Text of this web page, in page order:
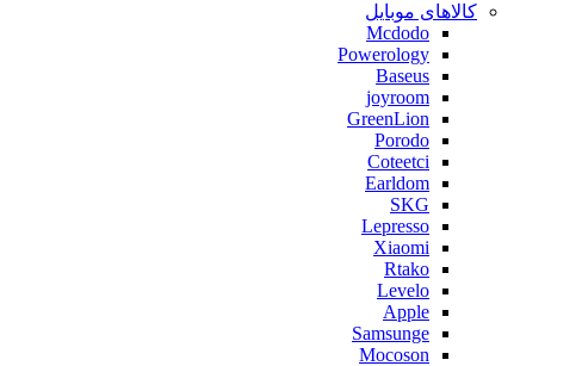
کالاهای موبایل
Mcdodo
Powerology
Baseus
joyroom
GreenLion
Porodo
Coteetci
Earldom
SKG
Lepresso
Xiaomi
Rtako
Levelo
Apple
Samsunge
Mocoson